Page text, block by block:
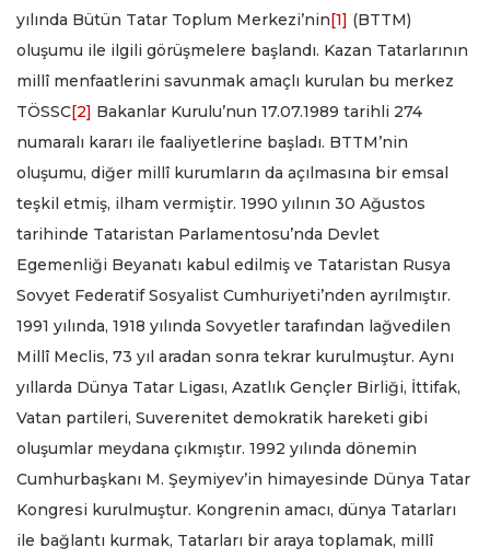
yılında Bütün Tatar Toplum Merkezi’nin[1] (BTTM)
oluşumu ile ilgili görüşmelere başlandı. Kazan Tatarlarının
millî menfaatlerini savunmak amaçlı kurulan bu merkez
TÖSSC[2] Bakanlar Kurulu’nun 17.07.1989 tarihli 274
numaralı kararı ile faaliyetlerine başladı. BTTM’nin
oluşumu, diğer millî kurumların da açılmasına bir emsal
teşkil etmiş, ilham vermiştir. 1990 yılının 30 Ağustos
tarihinde Tataristan Parlamentosu’nda Devlet
Egemenliği Beyanatı kabul edilmiş ve Tataristan Rusya
Sovyet Federatif Sosyalist Cumhuriyeti’nden ayrılmıştır.
1991 yılında, 1918 yılında Sovyetler tarafından lağvedilen
Millî Meclis, 73 yıl aradan sonra tekrar kurulmuştur. Aynı
yıllarda Dünya Tatar Ligası, Azatlık Gençler Birliği, İttifak,
Vatan partileri, Suverenitet demokratik hareketi gibi
oluşumlar meydana çıkmıştır. 1992 yılında dönemin
Cumhurbaşkanı M. Şeymiyev’in himayesinde Dünya Tatar
Kongresi kurulmuştur. Kongrenin amacı, dünya Tatarları
ile bağlantı kurmak, Tatarları bir araya toplamak, millî